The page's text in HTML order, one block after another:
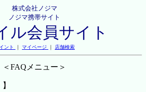
株式会社ノジマ
ノジマ携帯サイト
ル会員サイト
ント ｜ マイページ ｜ 店舗検索
＜FAQメニュー＞